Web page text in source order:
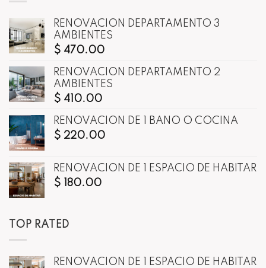
RENOVACIÓN DEPARTAMENTO 3
AMBIENTES
$ 470.00
RENOVACIÓN DEPARTAMENTO 2
AMBIENTES
$ 410.00
RENOVACIÓN DE 1 BAÑO O COCINA
$ 220.00
RENOVACIÓN DE 1 ESPACIO DE HABITAR
$ 180.00
TOP RATED
RENOVACIÓN DE 1 ESPACIO DE HABITAR